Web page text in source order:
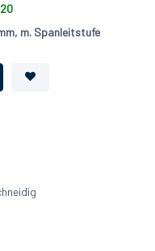
m. Spanleitstufe